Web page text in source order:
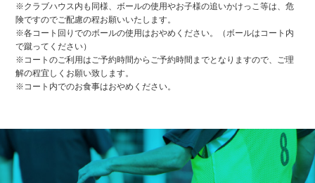
※クラブハウス内も同様、ボールの使用やお子様の追いかけっこ等は、危
険ですのでご配慮の程お願いいたします。
※各コート回りでのボールの使用はおやめください。（ボールはコート内
で蹴ってください）
※コートのご利用はご予約時間からご予約時間までとなりますので、ご理
解の程宜しくお願い致します。
※コート内でのお食事はおやめください。